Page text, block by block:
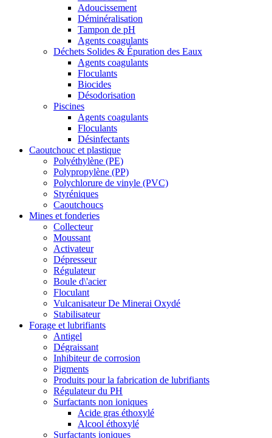
Adoucissement
Déminéralisation
Tampon de pH
Agents coagulants
Déchets Solides & Épuration des Eaux
Agents coagulants
Floculants
Biocides
Désodorisation
Piscines
Agents coagulants
Floculants
Désinfectants
Caoutchouc et plastique
Polyéthylène (PE)
Polypropylène (PP)
Polychlorure de vinyle (PVC)
Styréniques
Caoutchoucs
Mines et fonderies
Collecteur
Moussant
Activateur
Dépresseur
Régulateur
Boule d\'acier
Floculant
Vulcanisateur De Minerai Oxydé
Stabilisateur
Forage et lubrifiants
Antigel
Dégraissant
Inhibiteur de corrosion
Pigments
Produits pour la fabrication de lubrifiants
Régulateur du PH
Surfactants non ioniques
Acide gras éthoxylé
Alcool éthoxylé
Surfactants ioniques